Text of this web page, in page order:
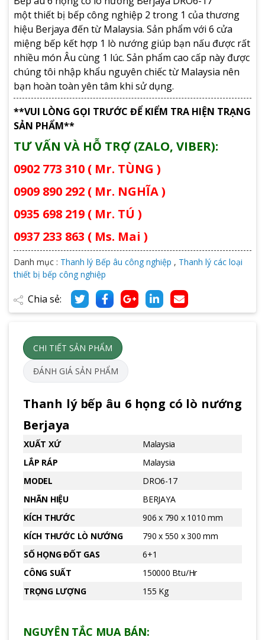
một thiết bị bếp công nghiệp 2 trong 1 của thương
hiệu Berjaya đến từ Malaysia. Sản phẩm với 6 cửa
miệng bếp kết hợp 1 lò nướng giúp bạn nấu được rất
nhiều món Âu cùng 1 lúc. Sản phẩm cao cấp này được
chúng tôi nhập khẩu nguyên chiếc từ Malaysia nên
bạn hoàn toàn yên tâm khi sử dụng.
**VUI LÒNG GỌI TRƯỚC ĐỂ KIỂM TRA HIỆN TRẠNG
SẢN PHẨM**
TƯ VẤN VÀ HỖ TRỢ (ZALO, VIBER):
0902 773 310 ( Mr. TÙNG )
0909 890 292 ( Mr. NGHĨA )
0935 698 219 ( Mr. TÚ )
0937 233 863 ( Ms. Mai )
Danh mục : Thanh lý Bếp âu công nghiệp , Thanh lý các loại
thiết bị bếp công nghiệp
Chia sẻ:
CHI TIẾT SẢN PHẨM
ĐÁNH GIÁ SẢN PHẨM
Thanh lý bếp âu 6 họng có lò nướng
Berjaya
XUẤT XỨ
Malaysia
LẮP RÁP
Malaysia
MODEL
DRO6-17
NHÃN HIỆU
BERJAYA
KÍCH THƯỚC
906 x 790 x 1010 mm
KÍCH THƯỚC LÒ NƯỚNG
790 x 550 x 300 mm
SỐ HỌNG ĐỐT GAS
6+1
CÔNG SUẤT
150000 Btu/Hr
TRỌNG LƯỢNG
155 Kg
NGUYÊN TẮC MUA BÁN: